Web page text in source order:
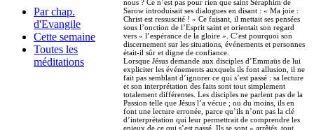
Par chap.
d'Evangile
Cette semaine
Toutes les
méditations
nous ? Ce n’est pas pour rien que saint Séraphim de
Sarow introduisait ses dialogues en disant : « Ma joie :
Christ est ressuscité ! » Ce faisant, il mettait ses pensées
sous l’onction de l’Esprit saint et orientait son regard
vers « l’espérance de la gloire ». C’est pourquoi son
discernement sur les situations, événements et personnes
était-il sûr et digne de confiance.
Lorsque Jésus demande aux disciples d’Emmaüs de lui
expliciter les événements auxquels ils font allusion, il ne
fait pas semblant d’ignorer ce qui s’est passé : sa lecture
et son interprétation des faits sont tout simplement
totalement différentes. Les disciples ne parlent pas de la
Passion telle que Jésus l’a vécue ; ou du moins, ils en
font une lecture erronée, parce qu’ils n’ont pas la clé
d’interprétation qui leur permettrait de comprendre les
enjeux de ce qui s’est passé. Ils se sont « arrêtés, tout